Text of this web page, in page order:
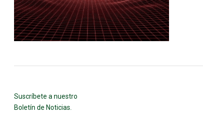
Suscríbete a nuestro
Boletín de Noticias.